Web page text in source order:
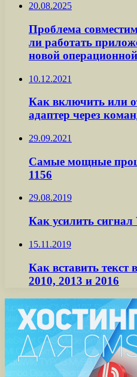
20.08.2025
Проблема
ли работать
новой
10.12.2021
Как включить или
адаптер через
29.09.2021
Самые мощные
1156
29.08.2019
Как усилить сигнал
15.11.2019
Как вставить текст
2010, 2013 и 2016